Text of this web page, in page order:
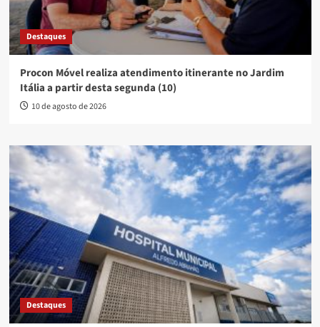
Destaques
Procon Móvel realiza atendimento itinerante no Jardim
Itália a partir desta segunda (10)
10 de agosto de 2026
Destaques